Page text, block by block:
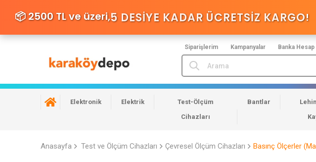
Siparişlerim Kampanyalar Banka
📦 2500 TL ve üzeri,5 DESIYE KADAR ÜCRETSİZ KARGO!
Elektronik Elektrik
Test-Ölçüm
Cihazları
Bantlar
Anasayfa Test ve Ölçüm Cihazları Çevresel Ölçüm Cihazları Basınç Ölçerler